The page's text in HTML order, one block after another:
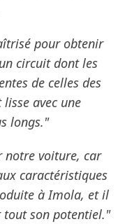
pour obtenir
circuit dont les
de celles des
avec une
longs."
notre voiture, car
caractéristiques
à Imola, et il
tout son potentiel."